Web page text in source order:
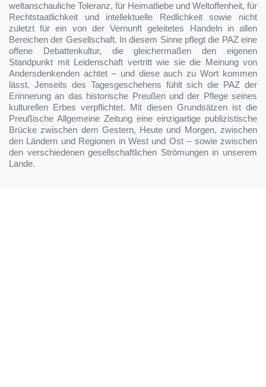
weltanschauliche Toleranz, für Heimatliebe und Weltoffenheit, für
Rechtstaatlichkeit und intellektuelle Redlichkeit sowie nicht
zuletzt für ein von der Vernunft geleitetes Handeln in allen
Bereichen der Gesellschaft. In diesem Sinne pflegt die PAZ eine
offene Debattenkultur, die gleichermaßen den eigenen
Standpunkt mit Leidenschaft vertritt wie sie die Meinung von
Andersdenkenden achtet – und diese auch zu Wort kommen
lässt. Jenseits des Tagesgeschehens fühlt sich die PAZ der
Erinnerung an das historische Preußen und der Pflege seines
kulturellen Erbes verpflichtet. Mit diesen Grundsätzen ist die
Preußische Allgemeine Zeitung eine einzigartige publizistische
Brücke zwischen dem Gestern, Heute und Morgen, zwischen
den Ländern und Regionen in West und Ost – sowie zwischen
den verschiedenen gesellschaftlichen Strömungen in unserem
Lande.